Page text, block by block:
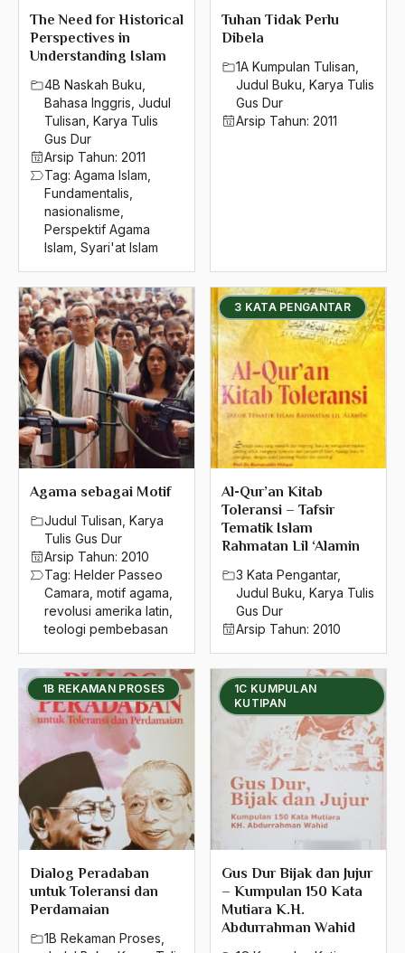
The Need for Historical
Perspectives in
Understanding Islam
4B Naskah Buku
Bahasa Inggris Judul
Tulisan Karya Tulis
Gus Dur
Arsip Tahun: 2011
Tag: Agama Islam
Fundamentalis
nasionalisme
Perspektif Agama
Islam Syari'at Islam
Tuhan Tidak Perlu
Dibela
1A Kumpulan Tulisan
Judul Buku Karya Tulis
Gus Dur
Arsip Tahun: 2011
Agama sebagai Motif
Judul Tulisan Karya
Tulis Gus Dur
Arsip Tahun: 2010
Tag: Helder Passeo
Camara motif agama
revolusi amerika latin
teologi pembebasan
3 KATA PENGANTAR
Al-Qur’an Kitab
Toleransi – Tafsir
Tematik Islam
Rahmatan Lil ‘Alamin
3 Kata Pengantar,
Judul Buku Karya Tulis
Gus Dur
Arsip Tahun: 2010
1B REKAMAN PROSES
Dialog Peradaban
untuk Toleransi dan
Perdamaian
1B Rekaman Proses
1C KUMPULAN
KUTIPAN
Gus Dur Bijak dan Jujur
– Kumpulan 150 Kata
Mutiara K.H.
Abdurrahman Wahid
1996
1995
1994
1993
1992
1991
1990
1988
1987
1986
1985
1984
1983
1981
1980
1979
1977
1976
1974
1973
1972
1971